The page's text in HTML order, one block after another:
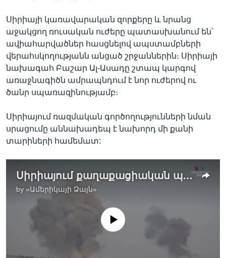
Սիրիայի կառավարական զորքերը և նրանց
աջակցող ռուսական ուժերը պատասխանում են՝
ավիահարվածներ հասցնելով ապստամբների
վերահսկողությանն անցած շրջաններին։ Սիրիայի
նախագահ Բաշար Ալ-Ասադը շտապ կարգով
առաջնագիծն ամրապնդում է նոր ուժերով ու
ծանր սպառազինությամբ։
Սիրիայում ռազմական գործողությունների նման
սրացումը աննախադեպ է նախորդ մի քանի
տարիների համեմատ:
Սիրիայում քաղաքացիական պատերազմը սաստկանում է ապստամբները գրավում են խոշոր քաղաքը
by «Ամերիկայի Ձայն»
No media source currently available